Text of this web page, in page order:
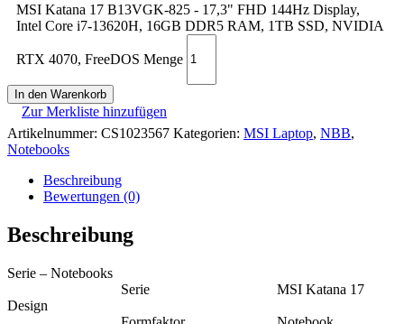
MSI Katana 17 B13VGK-825 - 17,3" FHD 144Hz Display,
Intel Core i7-13620H, 16GB DDR5 RAM, 1TB SSD, NVIDIA
RTX 4070, FreeDOS Menge
In den Warenkorb
Zur Merkliste hinzufügen
Artikelnummer: CS1023567 Kategorien: MSI Laptop, NBB,
Notebooks
Beschreibung
Bewertungen (0)
Beschreibung
Serie – Notebooks
Serie
MSI Katana 17
Design